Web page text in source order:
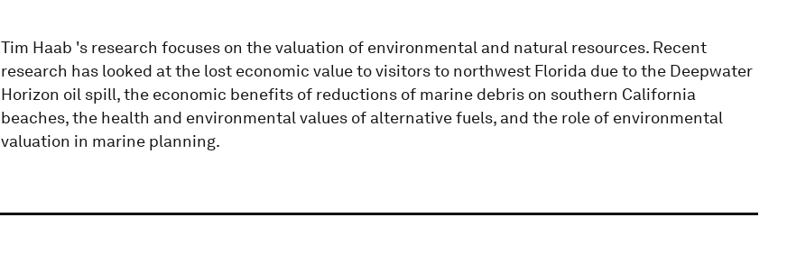
Tim Haab 's research focuses on the valuation of environmental and natural resources. Recent
research has looked at the lost economic value to visitors to northwest Florida due to the Deepwater
Horizon oil spill, the economic benefits of reductions of marine debris on southern California
beaches, the health and environmental values of alternative fuels, and the role of environmental
valuation in marine planning.